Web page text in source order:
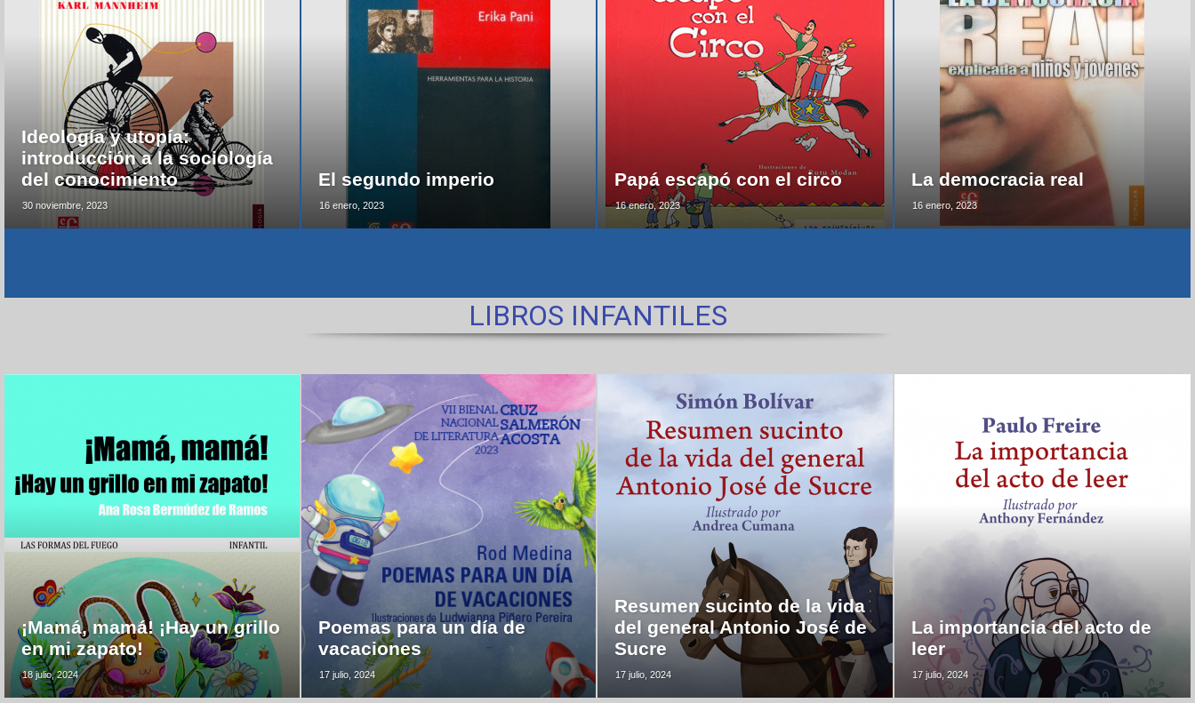
Ideología y utopía:
introducción a la sociología
del conocimiento
30 noviembre, 2023
El segundo imperio
16 enero, 2023
Papá escapó con el circo
16 enero, 2023
La democracia real
16 enero, 2023
LIBROS INFANTILES
¡Mamá, mamá! ¡Hay un grillo
en mi zapato!
18 julio, 2024
Poemas para un día de
vacaciones
17 julio, 2024
Resumen sucinto de la vida
del general Antonio José de
Sucre
17 julio, 2024
La importancia del acto de
leer
17 julio, 2024